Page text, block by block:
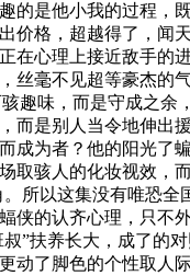
的是他小我的过程，
价格，超越得了，闻
在心理上接近敌手的
丝毫不见超等豪杰的
趣味，而是守成之余
而是别人当令地伸出
成为者？他的阳光了
取骇人的化妆视效，
所以这集没有唯恐全
侠的认齐心理，只不
叔”扶养长大，成了的
动了脚色的个性取人